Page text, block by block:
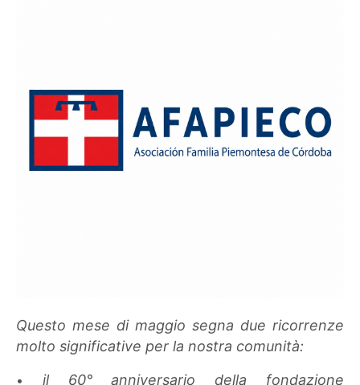
Questo mese di maggio segna due ricorrenze
molto significative per la nostra comunità:
• il 60° anniversario della fondazione